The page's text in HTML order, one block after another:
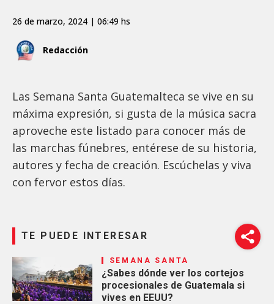
Redacción
26 de marzo, 2024 | 06:49 hs
Las Semana Santa Guatemalteca se vive en su
máxima expresión, si gusta de la música sacra
aproveche este listado para conocer más de
las marchas fúnebres, entérese de su historia,
autores y fecha de creación. Escúchelas y viva
con fervor estos días.
TE PUEDE INTERESAR
SEMANA SANTA
¿Sabes dónde ver los cortejos
procesionales de Guatemala si
vives en EEUU?